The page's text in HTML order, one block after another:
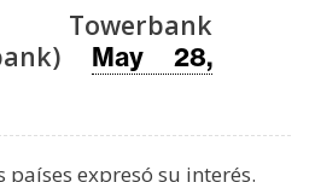
May 28,
expresó su interés.